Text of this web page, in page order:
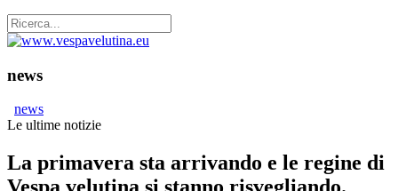
news
news
Le ultime notizie
La primavera sta arrivando e le regine di